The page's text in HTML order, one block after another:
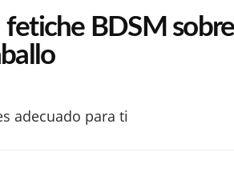
fetiche BDSM sobre
adecuado para ti